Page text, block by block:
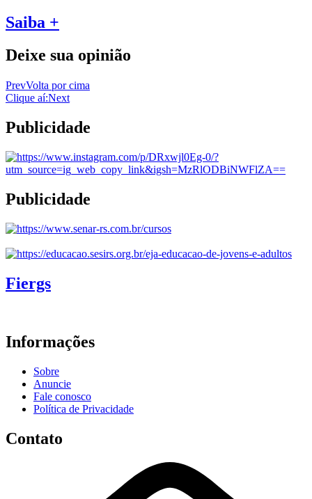
Saiba +
Deixe sua opinião
PrevVolta por cima
Clique aí:Next
Publicidade
Publicidade
Fiergs
Informações
Sobre
Anuncie
Fale conosco
Política de Privacidade
Contato